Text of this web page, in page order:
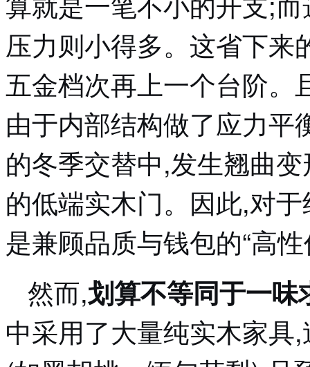
压力则小得多。这省下
五金档次再上一个台阶。
由于内部结构做了应力
的冬季交替中,发生翘曲
的低端实木门。因此,对
是兼顾品质与钱包的“高
然而,划算不等同于一
中采用了大量纯实木家具